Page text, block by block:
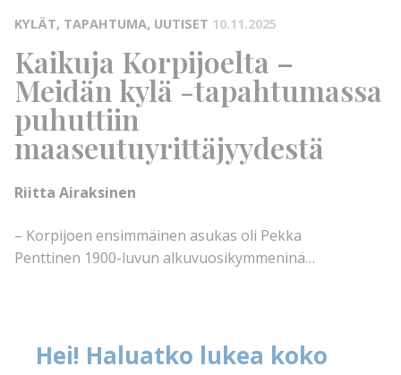
KYLÄT, TAPAHTUMA, UUTISET 10.11.2025
Kaikuja Korpijoelta –
Meidän kylä -tapahtumassa
puhuttiin
maaseutuyrittäjyydestä
Riitta Airaksinen
– Korpijoen ensimmäinen asukas oli Pekka
Penttinen 1900-luvun alkuvuosikymmeninä…
Hei! Haluatko lukea koko